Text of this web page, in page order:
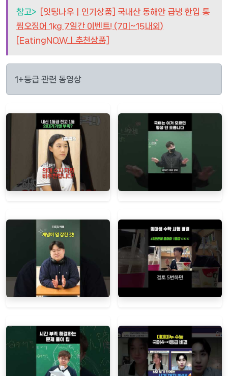
참고> [잇팅나우ㅣ인기상품] 국내산 동해안 급냉 한입 통
찜오징어 1kg 7일간 이벤트! (7미~15내외)
[EatingNOWㅣ추천상품]
1+등급 관련 동영상